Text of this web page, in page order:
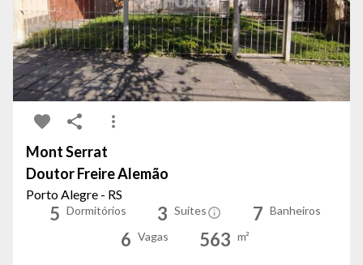
Mont Serrat
Doutor Freire Alemão
Porto Alegre - RS
5 Dormitórios 3 Suítes 7 Banheiros
6 Vagas 563 m²